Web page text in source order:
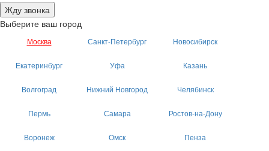
Жду звонка
Выберите ваш город
Москва Санкт-Петербург Новосибирск
Екатеринбург Уфа Казань
Волгоград Нижний Новгород Челябинск
Пермь Самара Ростов-на-Дону
Воронеж Омск Пенза